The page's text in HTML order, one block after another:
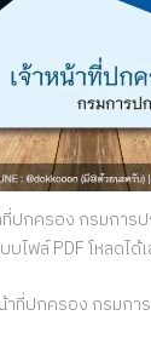
ที่ปกครอง กรมการ
บไฟล์ PDF โหลดไ
าที่ปกครอง กรมกา